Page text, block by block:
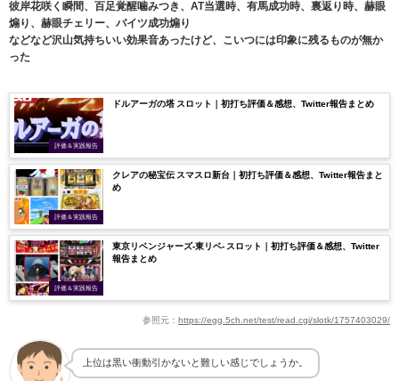
彼岸花咲く瞬間、百足覚醒噛みつき、AT当選時、有馬成功時、裏返り時、赫眼
煽り、赫眼チェリー、バイツ成功煽り
などなど沢山気持ちいい効果音あったけど、こいつには印象に残るものが無か
った
評価＆実践報告
ドルアーガの塔 スロット｜初打ち評価＆感想、Twitter報告まとめ
評価＆実践報告
クレアの秘宝伝 スマスロ新台｜初打ち評価＆感想、Twitter報告まと
め
評価＆実践報告
東京リベンジャーズ-東リベ- スロット｜初打ち評価＆感想、Twitter
報告まとめ
参照元： https://egg.5ch.net/test/read.cgi/slotk/1757403029/
上位は黒い衝動引かないと難しい感じでしょうか。